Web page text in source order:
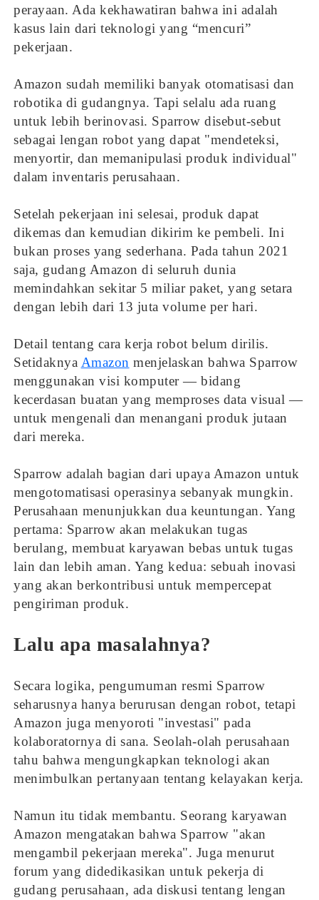
perayaan. Ada kekhawatiran bahwa ini adalah
kasus lain dari teknologi yang “mencuri”
pekerjaan.
Amazon sudah memiliki banyak otomatisasi dan
robotika di gudangnya. Tapi selalu ada ruang
untuk lebih berinovasi. Sparrow disebut-sebut
sebagai lengan robot yang dapat "mendeteksi,
menyortir, dan memanipulasi produk individual"
dalam inventaris perusahaan.
Setelah pekerjaan ini selesai, produk dapat
dikemas dan kemudian dikirim ke pembeli. Ini
bukan proses yang sederhana. Pada tahun 2021
saja, gudang Amazon di seluruh dunia
memindahkan sekitar 5 miliar paket, yang setara
dengan lebih dari 13 juta volume per hari.
Detail tentang cara kerja robot belum dirilis.
Setidaknya Amazon menjelaskan bahwa Sparrow
menggunakan visi komputer — bidang
kecerdasan buatan yang memproses data visual —
untuk mengenali dan menangani produk jutaan
dari mereka.
Sparrow adalah bagian dari upaya Amazon untuk
mengotomatisasi operasinya sebanyak mungkin.
Perusahaan menunjukkan dua keuntungan. Yang
pertama: Sparrow akan melakukan tugas
berulang, membuat karyawan bebas untuk tugas
lain dan lebih aman. Yang kedua: sebuah inovasi
yang akan berkontribusi untuk mempercepat
pengiriman produk.
Lalu apa masalahnya?
Secara logika, pengumuman resmi Sparrow
seharusnya hanya berurusan dengan robot, tetapi
Amazon juga menyoroti "investasi" pada
kolaboratornya di sana. Seolah-olah perusahaan
tahu bahwa mengungkapkan teknologi akan
menimbulkan pertanyaan tentang kelayakan kerja.
Namun itu tidak membantu. Seorang karyawan
Amazon mengatakan bahwa Sparrow "akan
mengambil pekerjaan mereka". Juga menurut
forum yang didedikasikan untuk pekerja di
gudang perusahaan, ada diskusi tentang lengan